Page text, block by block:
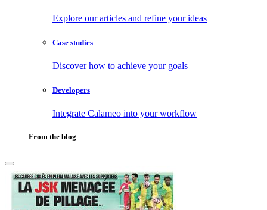
Explore our articles and refine your ideas
Case studies
Discover how to achieve your goals
Developers
Integrate Calameo into your workflow
From the blog